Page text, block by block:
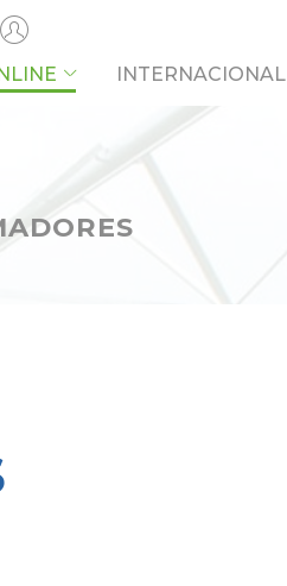
INTERNACIONAL